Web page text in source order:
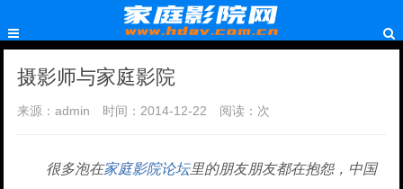
摄影师与家庭影院
来源：admin 时间：2014-12-22 阅读： 次
很多泡在家庭影院论坛里的朋友朋友都在抱怨，中国